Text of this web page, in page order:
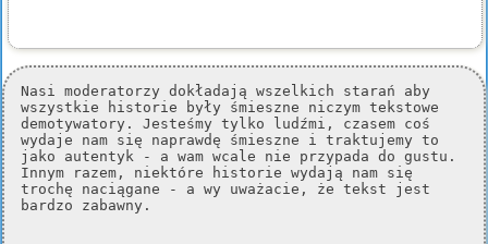
Nasi moderatorzy dokładają wszelkich starań aby
wszystkie historie były śmieszne niczym tekstowe
demotywatory. Jesteśmy tylko ludźmi, czasem coś
wydaje nam się naprawdę śmieszne i traktujemy to
jako autentyk - a wam wcale nie przypada do gustu.
Innym razem, niektóre historie wydają nam się
trochę naciągane - a wy uważacie, że tekst jest
bardzo zabawny.